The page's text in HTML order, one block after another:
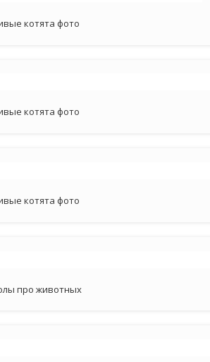
котята фото
котята фото
котята фото
про животных